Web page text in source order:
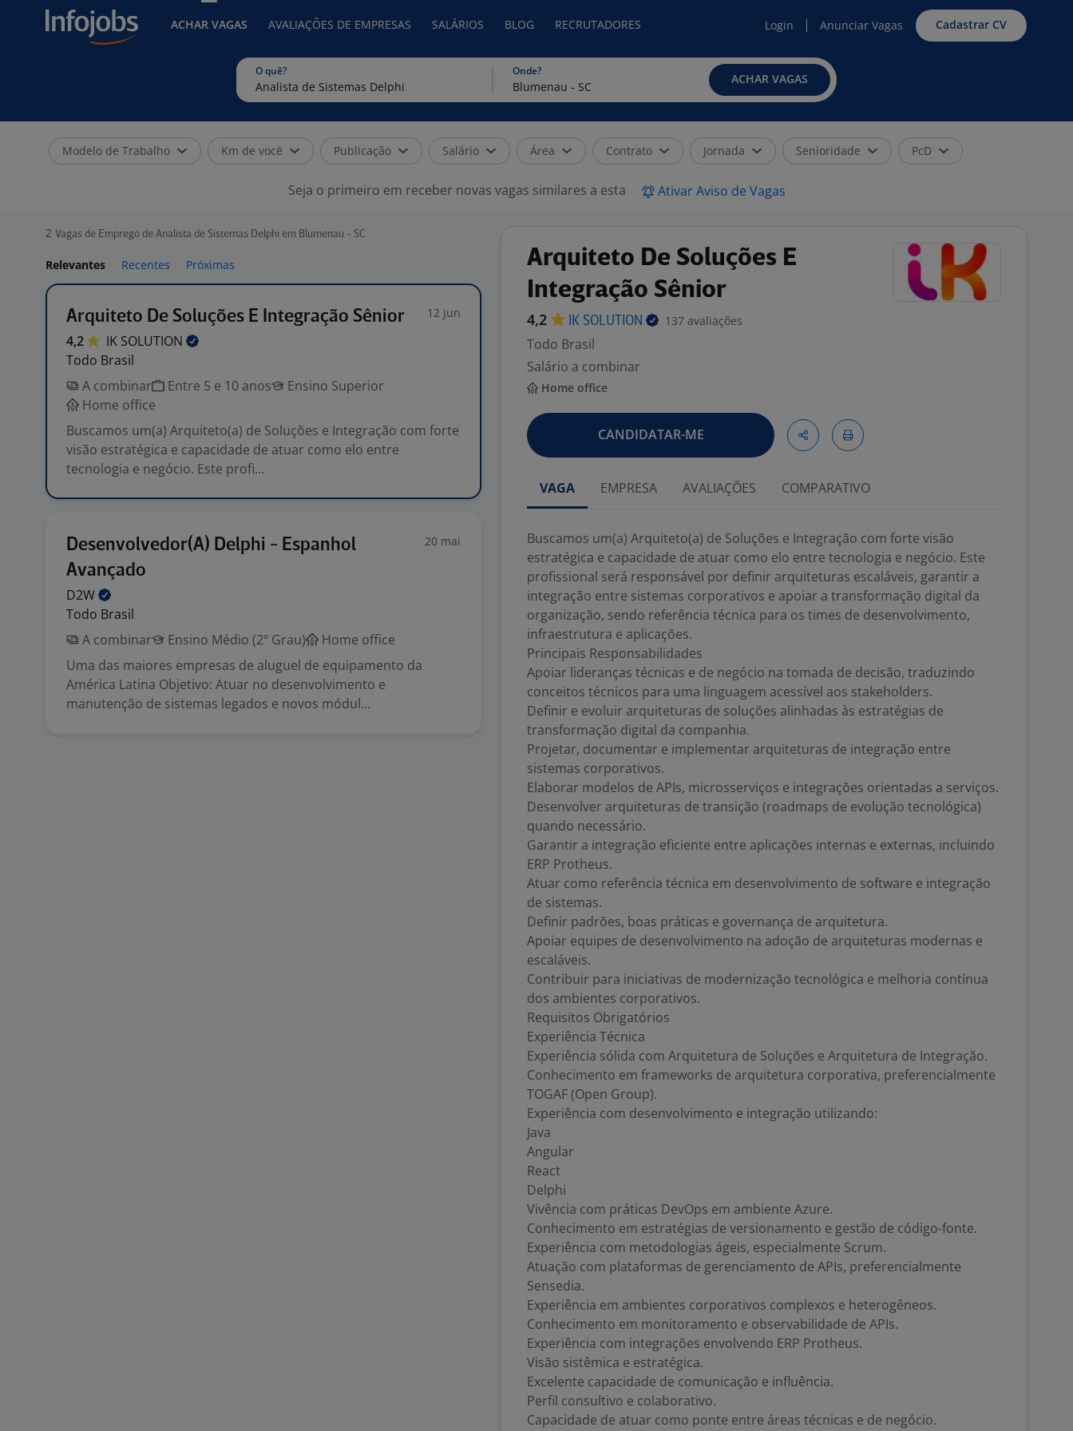
ACHAR VAGAS AVALIAÇÕES DE EMPRESAS SALÁRIOS BLOG RECRUTADORES Login Anunciar Vagas Cadastrar CV
O quê? Onde?
ACHAR VAGAS
Modelo de Trabalho Km de você Publicação Salário Área Contrato Jornada Senioridade PcD
Seja o primeiro em receber novas vagas similares a esta Ativar Aviso de Vagas
2 Vagas de Emprego de Analista de Sistemas Delphi em Blumenau - SC
Relevantes Recentes Próximas
Arquiteto De Soluções E Integração Sênior 12 jun
4,2 IK SOLUTION
Todo Brasil
A combinar
Entre 5 e 10 anos
Ensino Superior
Home office
Buscamos um(a) Arquiteto(a) de Soluções e Integração com forte
visão estratégica e capacidade de atuar como elo entre
tecnologia e negócio. Este profi...
Desenvolvedor(A) Delphi - Espanhol
Avançado
20 mai
D2W
Todo Brasil
A combinar
Ensino Médio (2º Grau)
Home office
Uma das maiores empresas de aluguel de equipamento da
América Latina Objetivo: Atuar no desenvolvimento e
manutenção de sistemas legados e novos módul...
Arquiteto De Soluções E
Integração Sênior
4,2 IK SOLUTION 137 avaliações
Todo Brasil
Salário a combinar
Home office
CANDIDATAR-ME
VAGA EMPRESA AVALIAÇÕES COMPARATIVO
Buscamos um(a) Arquiteto(a) de Soluções e Integração com forte visão
estratégica e capacidade de atuar como elo entre tecnologia e negócio. Este
profissional será responsável por definir arquiteturas escaláveis, garantir a
integração entre sistemas corporativos e apoiar a transformação digital da
organização, sendo referência técnica para os times de desenvolvimento,
infraestrutura e aplicações.
Principais Responsabilidades
Apoiar lideranças técnicas e de negócio na tomada de decisão, traduzindo
conceitos técnicos para uma linguagem acessível aos stakeholders.
Definir e evoluir arquiteturas de soluções alinhadas às estratégias de
transformação digital da companhia.
Projetar, documentar e implementar arquiteturas de integração entre
sistemas corporativos.
Elaborar modelos de APIs, microsserviços e integrações orientadas a serviços.
Desenvolver arquiteturas de transição (roadmaps de evolução tecnológica)
quando necessário.
Garantir a integração eficiente entre aplicações internas e externas, incluindo
ERP Protheus.
Atuar como referência técnica em desenvolvimento de software e integração
de sistemas.
Definir padrões, boas práticas e governança de arquitetura.
Apoiar equipes de desenvolvimento na adoção de arquiteturas modernas e
escaláveis.
Contribuir para iniciativas de modernização tecnológica e melhoria contínua
dos ambientes corporativos.
Requisitos Obrigatórios
Experiência Técnica
Experiência sólida com Arquitetura de Soluções e Arquitetura de Integração.
Conhecimento em frameworks de arquitetura corporativa, preferencialmente
TOGAF (Open Group).
Experiência com desenvolvimento e integração utilizando:
Java
Angular
React
Delphi
Vivência com práticas DevOps em ambiente Azure.
Conhecimento em estratégias de versionamento e gestão de código-fonte.
Experiência com metodologias ágeis, especialmente Scrum.
Atuação com plataformas de gerenciamento de APIs, preferencialmente
Sensedia.
Experiência em ambientes corporativos complexos e heterogêneos.
Conhecimento em monitoramento e observabilidade de APIs.
Experiência com integrações envolvendo ERP Protheus.
Visão sistêmica e estratégica.
Excelente capacidade de comunicação e influência.
Perfil consultivo e colaborativo.
Capacidade de atuar como ponte entre áreas técnicas e de negócio.